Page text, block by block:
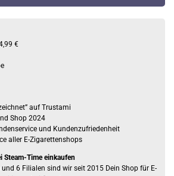
€
auf Trustami
Shop 2024
und Kundenzufriedenheit
aller E-Zigarettenshops
Steam-Time einkaufen
6 Filialen sind wir seit 2015 Dein Shop für E-